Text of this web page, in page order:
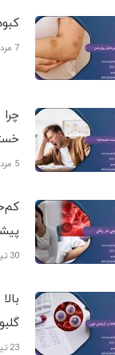
7 مرداد 1405
5 مرداد 1405
30 تیر 1405
23 تیر 1405